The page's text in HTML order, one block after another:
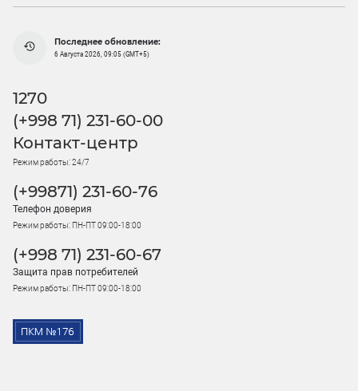
Последнее обновление:
6 Августа 2026, 09:05 (GMT+5)
1270
(+998 71) 231-60-00
Контакт-центр
Режим работы: 24/7
(+99871) 231-60-76
Телефон доверия
Режим работы: ПН-ПТ 09:00-18:00
(+998 71) 231-60-67
Защита прав потребителей
Режим работы: ПН-ПТ 09:00-18:00